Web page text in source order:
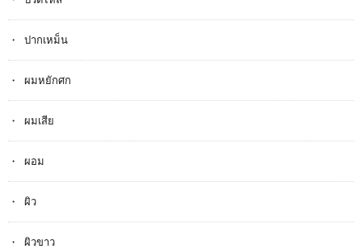
ปากเหม็น
ผมหยักศก
ผมเสีย
ผอม
ผิว
ผิวขาว